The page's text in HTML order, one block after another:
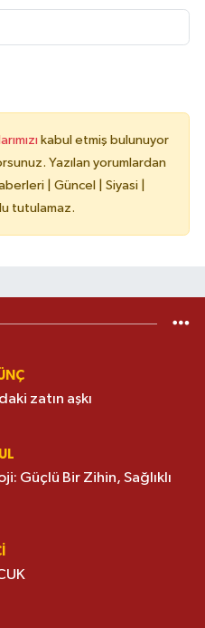
kabul etmiş bulunuyor
Yazılan yorumlardan
| Güncel | Siyasi |
tutulamaz.
zatın aşkı
Güçlü Bir Zihin, Sağlıklı